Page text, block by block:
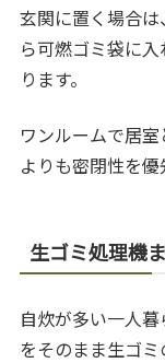
玄関に置く場合
ら可燃ゴミ袋に
ります。
ワンルームで居
よりも密閉性を優
生ゴミ処理機
自炊が多い一人
をそのまま生ゴミ